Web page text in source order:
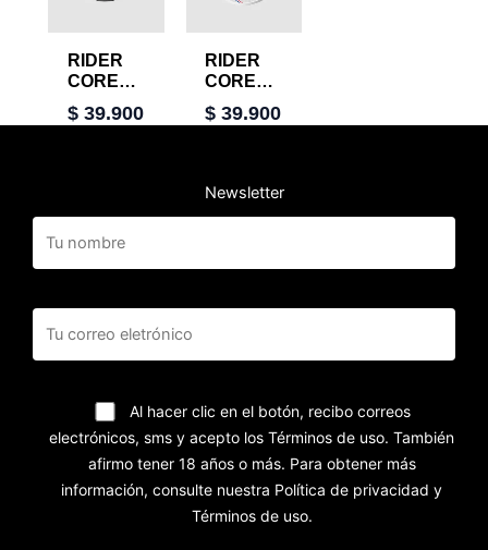
RIDER
CORE
NBA II
THONG
$39.900
RIDER
CORE
NBA II
THONG
$ 39.900
Newsletter
Al hacer clic en el botón, recibo correos
electrónicos, sms y acepto los Términos de uso. También
afirmo tener 18 años o más. Para obtener más
información, consulte nuestra Política de privacidad y
Términos de uso.